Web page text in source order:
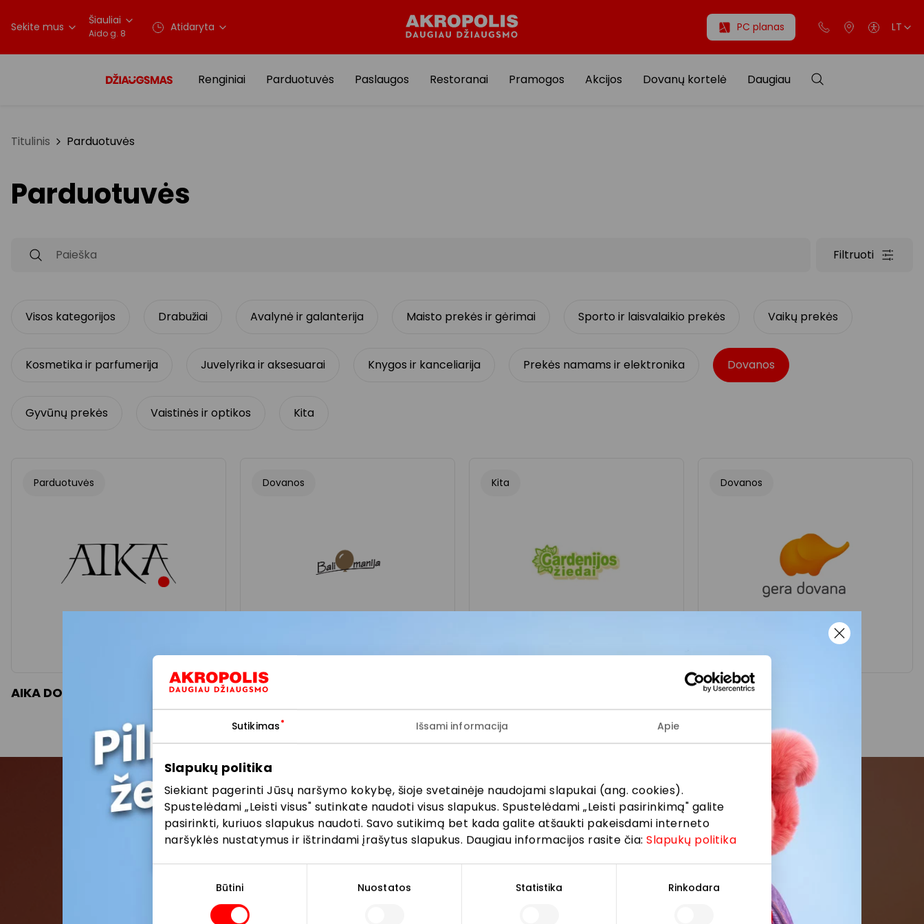
Sutikimas Išsami informacija Apie
Slapukų politika
Siekiant pagerinti Jūsų naršymo kokybę, šioje svetainėje naudojami slapukai (ang. cookies).
Spustelėdami „Leisti visus" sutinkate naudoti visus slapukus. Spustelėdami „Leisti pasirinkimą" galite
pasirinkti, kuriuos slapukus naudoti. Savo sutikimą bet kada galite atšaukti pakeisdami interneto
naršyklės nustatymus ir ištrindami įrašytus slapukus. Daugiau informacijos rasite čia:Slapukų politika
Būtini Nuostatos Statistika Rinkodara
Sekite mus Šiauliai
Aido g. 8 Atidaryta PC planas LT
Renginiai Parduotuvės Paslaugos Restoranai Pramogos Akcijos Dovanų kortelė Daugiau
Titulinis Parduotuvės
Parduotuvės
Filtruoti
Visos kategorijos Drabužiai Avalynė ir galanterija Maisto prekės ir gėrimai Sporto ir laisvalaikio prekės Vaikų prekės
Kosmetika ir parfumerija Juvelyrika ir aksesuarai Knygos ir kanceliarija Prekės namams ir elektronika Dovanos
Gyvūnų prekės Vaistinės ir optikos Kita
Parduotuvės
AIKA DOVANOS
Dovanos
BALIOMANIJA
Kita Dovanos
GERA DOVANA
Prisijunkite prie mūsų bendruomenės